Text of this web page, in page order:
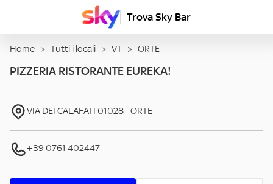
Trova Sky Bar
Home > Tutti i locali > VT > ORTE
PIZZERIA RISTORANTE EUREKA!
VIA DEI CALAFATI 01028-ORTE
+39 0761 402447